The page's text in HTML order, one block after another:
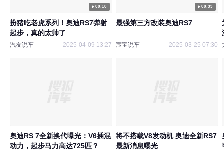
00:10
扮猪吃老虎系列！奥迪RS7弹射
起步，真的太帅了
汽友说车 2025-04-09 13:27
00:33
最强第三方改装奥迪RS7
宸宝说车 2025-03-25 07:30
奥迪RS 7全新换代曝光：V6插混
动力，起步马力高达725匹？
将不搭载V8发动机 奥迪全新RS7
最新消息曝光